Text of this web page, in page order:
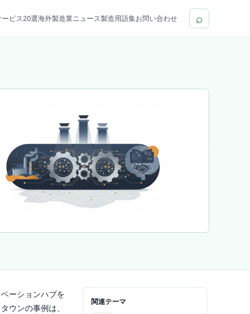
ビス20選海外製造業ニュース製造用語集お問い合わせ ⌕
ーションハブを
ウンの事例は、
関連テーマ